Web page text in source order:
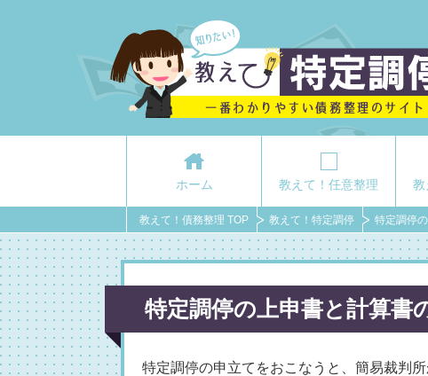
ホーム 教えて！任意整理 教
教えて！債務整理 TOP 教えて！特定調停 特定調停
特定調停の上申書と計算書
特定調停の申立てをおこなうと、簡易裁判